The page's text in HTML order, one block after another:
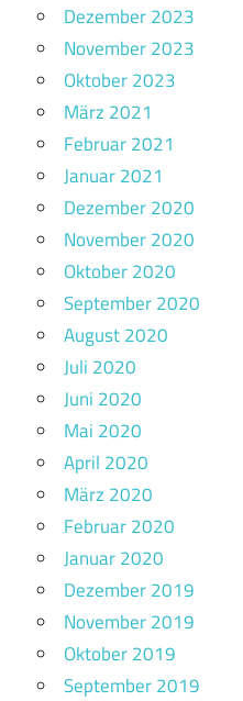
Dezember 2023
November 2023
Oktober 2023
März 2021
Februar 2021
Januar 2021
Dezember 2020
November 2020
Oktober 2020
September 2020
August 2020
Juli 2020
Juni 2020
Mai 2020
April 2020
März 2020
Februar 2020
Januar 2020
Dezember 2019
November 2019
Oktober 2019
September 2019